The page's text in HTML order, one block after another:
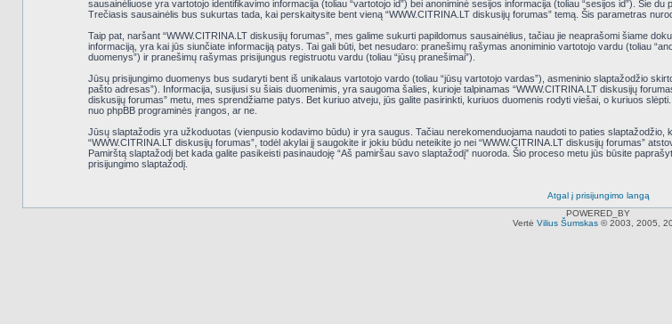
sausainėliuose yra vartotojo identifikavimo informacija (toliau “vartotojo id”) bei anoniminė sesijos informacija (toliau “sesijos id”). Šie
Trečiasis sausainėlis bus sukurtas tada, kai perskaitysite bent vieną “WWW.CITRINA.LT diskusijų forumas” temą. Šis parametras
Taip pat, naršant “WWW.CITRINA.LT diskusijų forumas”, mes galime sukurti papildomus sausainėlius, tačiau jie neaprašomi šiame
informaciją, yra kai jūs siunčiate informaciją patys. Tai gali būti, bet nesudaro: pranešimų rašymas anoniminio vartotojo vardu (toliau
duomenys”) ir pranešimų rašymas prisijungus registruotu vardu (toliau “jūsų pranešimai”).
Jūsų prisijungimo duomenys bus sudaryti bent iš unikalaus vartotojo vardo (toliau “jūsų vartotojo vardas”), asmeninio slaptažodžio
pašto adresas”). Informacija, susijusi su šiais duomenimis, yra saugoma šalies, kurioje talpinamas “WWW.CITRINA.LT diskusijų
diskusijų forumas” metu, mes sprendžiame patys. Bet kuriuo atveju, jūs galite pasirinkti, kuriuos duomenis rodyti viešai, o kuriuos
nuo phpBB programinės įrangos, ar ne.
Jūsų slaptažodis yra užkoduotas (vienpusio kodavimo būdu) ir yra saugus. Tačiau nerekomenduojama naudoti to paties
“WWW.CITRINA.LT diskusijų forumas”, todėl akylai jį saugokite ir jokiu būdu neteikite jo nei “WWW.CITRINA.LT diskusijų forumas”
Pamirštą slaptažodį bet kada galite pasikeisti pasinaudoję “Aš pamiršau savo slaptažodį” nuoroda. Šio proceso metu jūs būsite
prisijungimo slaptažodį.
Atgal į prisijungimo langą
POWERED_BY
Vertė Vilius Šumskas© 2003, 2005,